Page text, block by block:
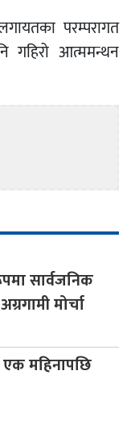
परम्परागत
गहिरो आत्ममन्थन
सार्वजनिक
मोर्चा
महिनापछि